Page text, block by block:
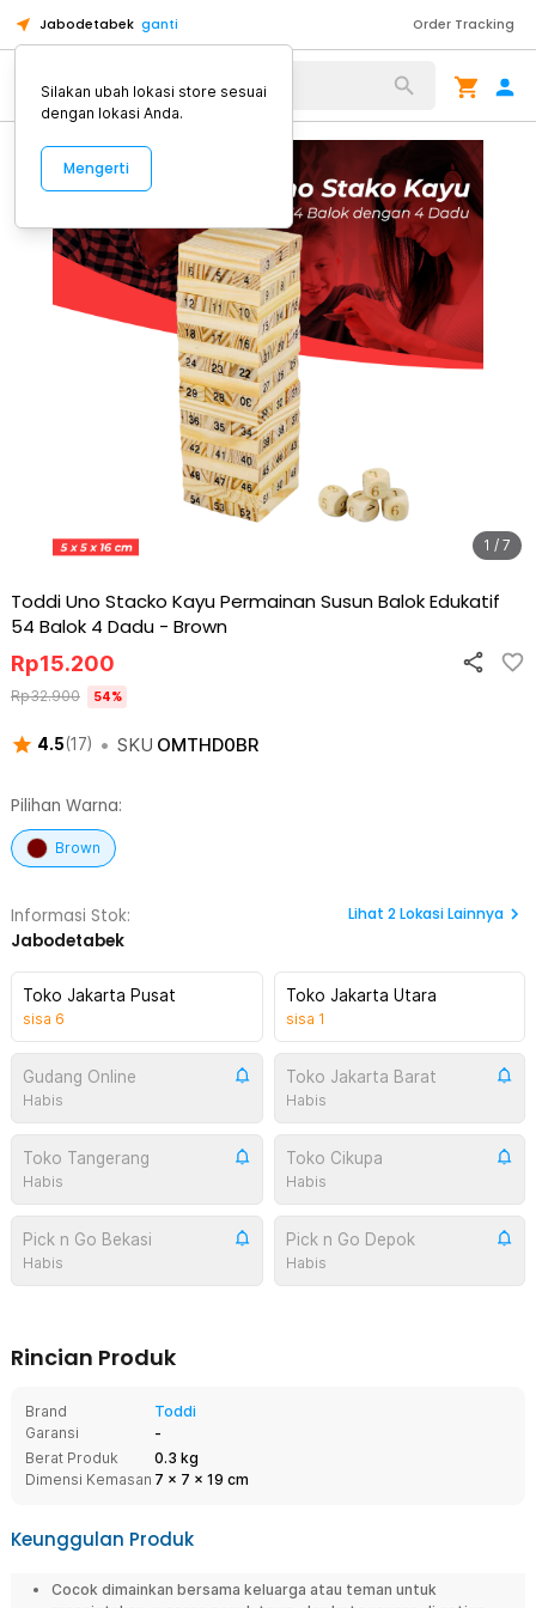
Jabodetabek ganti Order Tracking
Alat Kopi
1 / 7
Toddi Uno Stacko Kayu Permainan Susun Balok Edukatif
54 Balok 4 Dadu - Brown
4.5(17) • SKU OMTHD0BR
Rp15.200
Rp32.900 54%
Pilihan Warna:
Brown
Informasi Stok:
Jabodetabek
Lihat 2Lokasi Lainnya
Toko Jakarta Pusat
sisa 6
Toko Jakarta Utara
sisa 1
Gudang Online
Habis
Toko Jakarta Barat
Habis
Toko Tangerang
Habis
Toko Cikupa
Habis
Pick n Go Bekasi
Habis
Pick n Go Depok
Habis
Rincian Produk
Brand
Toddi
Garansi
-
Berat Produk
0.3 kg
Dimensi Kemasan 7 x 7 x 19 cm
Keunggulan Produk
Cocok dimainkan bersama keluarga atau teman untuk
Silakan ubah lokasi store sesuai
dengan lokasi Anda.
Mengerti